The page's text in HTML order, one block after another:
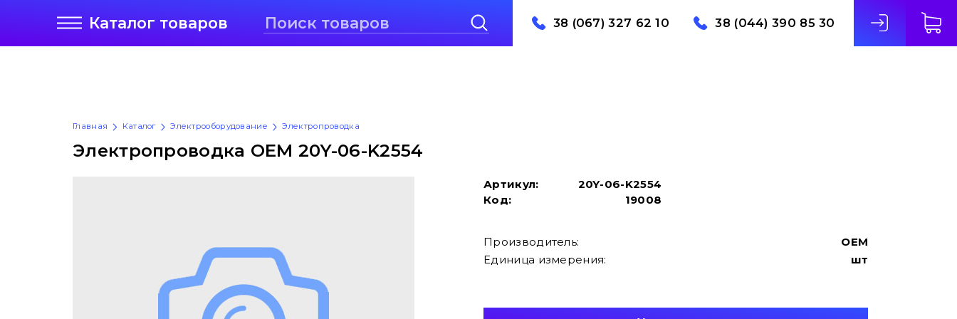
Каталог товаров 38 (067) 327 62 10 38 (044) 390 85 30
Главная Каталог Электрооборудование Электропроводка
Электропроводка OEM 20Y-06-K2554
Артикул:
20Y-06-K2554
Код:
19008
Производитель:
OEM
Единица измерения:
шт